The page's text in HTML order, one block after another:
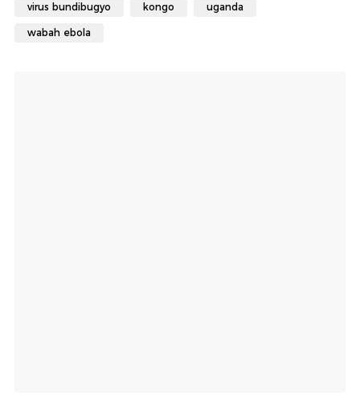
virus bundibugyo kongo uganda
wabah ebola